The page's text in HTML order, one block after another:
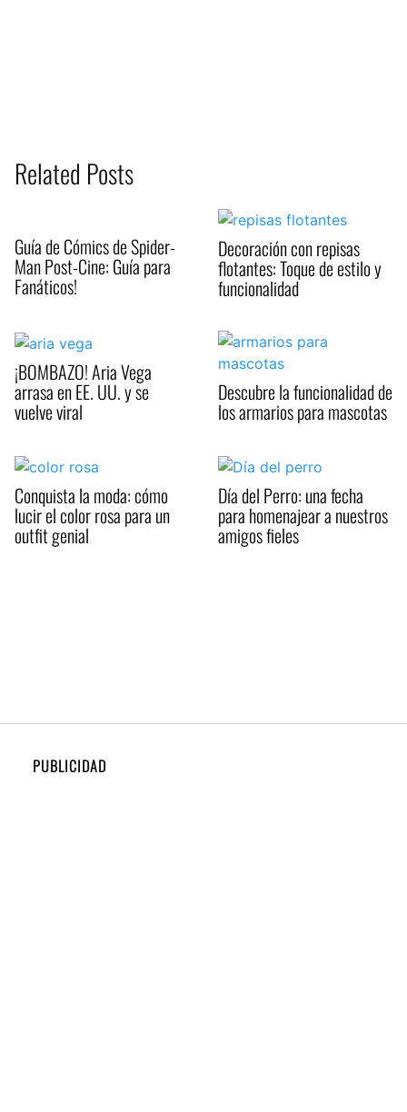
Related Posts
Guía de Cómics de Spider-
Man Post-Cine: Guía para
Fanáticos!
Decoración con repisas
flotantes: Toque de estilo y
funcionalidad
¡BOMBAZO! Aria Vega
arrasa en EE. UU. y se
vuelve viral
Descubre la funcionalidad de
los armarios para mascotas
Conquista la moda: cómo
lucir el color rosa para un
outfit genial
Día del Perro: una fecha
para homenajear a nuestros
amigos fieles
PUBLICIDAD